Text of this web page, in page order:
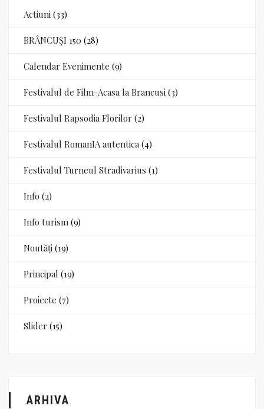
Actiuni (33)
BRÂNCUȘI 150 (28)
Calendar Evenimente (9)
Festivalul de Film-Acasa la Brancusi (3)
Festivalul Rapsodia Florilor (2)
Festivalul RomanIA autentica(4)
Festivalul Turneul Stradivarius (1)
Info (2)
Info turism (9)
Noutăți (19)
Principal (19)
Proiecte (7)
Slider (15)
ARHIVA